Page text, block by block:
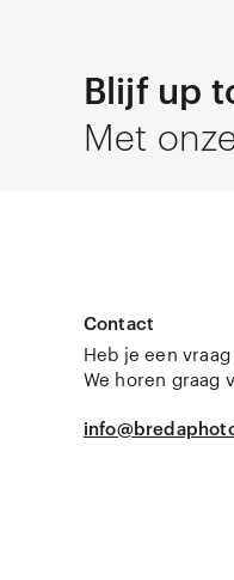
Blijf up
Met
Contact
Heb je een
We horen graag